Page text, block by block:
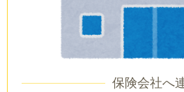
保険会社へ